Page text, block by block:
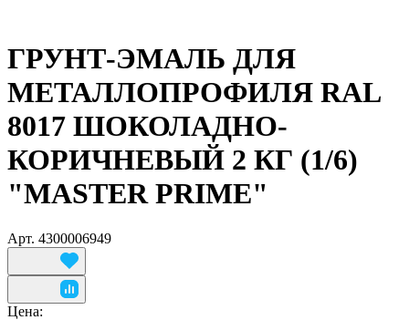
ГРУНТ-ЭМАЛЬ ДЛЯ
МЕТАЛЛОПРОФИЛЯ RAL
8017 ШОКОЛАДНО-
КОРИЧНЕВЫЙ 2 КГ (1/6)
"MASTER PRIME"
Арт. 4300006949
Цена: